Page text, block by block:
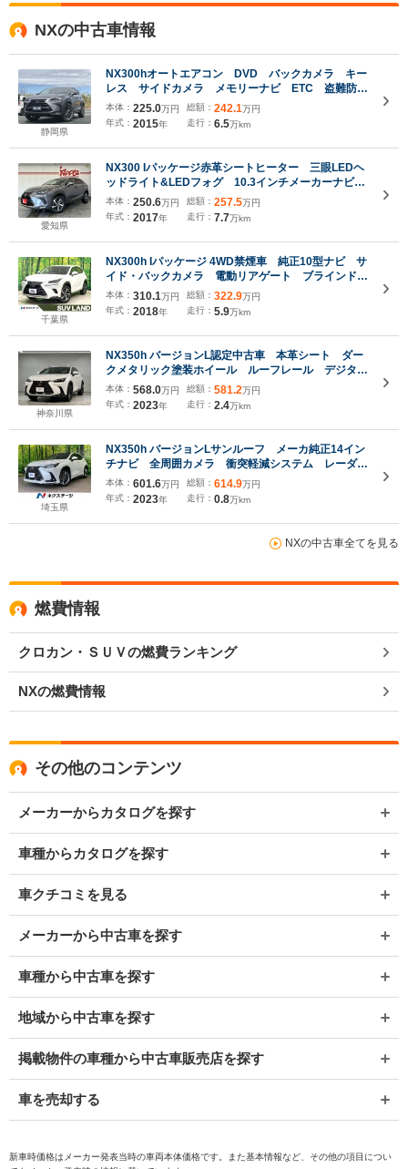
NXの中古車情報
静岡県
NX300hオートエアコン DVD バックカメラ キー
レス サイドカメラ メモリーナビ ETC 盗難防止
システム スマートキー ナビ 横滑り防止 オート
クルーズコントロール アイドリングストップ LED
ライト
本体： 225.0万円
年式： 2015年
総額： 242.1万円
走行： 6.5万km
愛知県
NX300 Iパッケージ赤革シートヒーター 三眼LEDヘ
ッドライト&LEDフォグ 10.3インチメーカーナビ
DVD再生 Bluetoothオーディオ バック&サイドモ
ニター ハンドルヒーター パワーバックドア
2.0ETC
本体： 250.6万円
年式： 2017年
総額： 257.5万円
走行： 7.7万km
千葉県
NX300h Iパッケージ 4WD禁煙車 純正10型ナビ サ
イド・バックカメラ 電動リアゲート ブラインドス
ポットモニター レーダークルーズ ステアリングヒ
ーター コーナーセンサー 純正18インチアルミ オ
ートハイビーム 車線逸脱警報
本体： 310.1万円
年式： 2018年
総額： 322.9万円
走行： 5.9万km
神奈川県
NX350h バージョンL認定中古車 本革シート ダー
クメタリック塗装ホイール ルーフレール デジタル
インナーミラー ムーンルーフ(チルト&スライド式)
本体： 568.0万円
年式： 2023年
総額： 581.2万円
走行： 2.4万km
埼玉県
NX350h バージョンLサンルーフ メーカ純正14イン
チナビ 全周囲カメラ 衝突軽減システム レーダー
クルーズ 三眼LEDヘッドライト 赤革シート シー
トベンチレーション ヘッドアップディスプレイ デ
ジタルインナーミラー
本体： 601.6万円
年式： 2023年
総額： 614.9万円
走行： 0.8万km
NXの中古車全てを見る
燃費情報
クロカン・ＳＵＶの燃費ランキング
NXの燃費情報
その他のコンテンツ
メーカーからカタログを探す
車種からカタログを探す
車クチコミを見る
メーカーから中古車を探す
車種から中古車を探す
地域から中古車を探す
掲載物件の車種から中古車販売店を探す
車を売却する
新車時価格はメーカー発表当時の車両本体価格です。また基本情報など、その他の項目につい